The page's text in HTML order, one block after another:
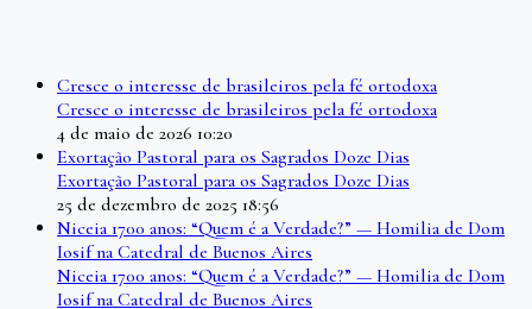
Cresce o interesse de brasileiros pela fé ortodoxa
Cresce o interesse de brasileiros pela fé ortodoxa
4 de maio de 2026 10:20
Exortação Pastoral para os Sagrados Doze Dias
Exortação Pastoral para os Sagrados Doze Dias
25 de dezembro de 2025 18:56
Niceia 1700 anos: “Quem é a Verdade?” — Homilia de Dom
Iosif na Catedral de Buenos Aires
Niceia 1700 anos: “Quem é a Verdade?” — Homilia de Dom
Iosif na Catedral de Buenos Aires